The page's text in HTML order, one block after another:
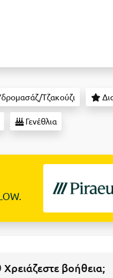
Τζακούζι
Γενέθλια
Χρειάζεστε βοήθεια;